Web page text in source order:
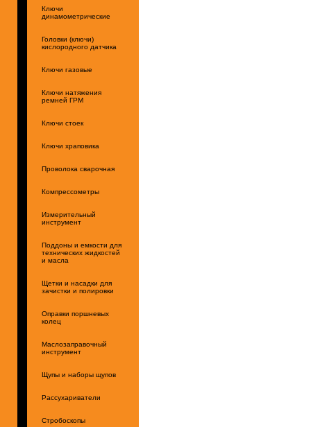
Ключи
динамометрические
Головки (ключи)
кислородного датчика
Ключи газовые
Ключи натяжения
ремней ГРМ
Ключи стоек
Ключи храповика
Проволока сварочная
Компрессометры
Измерительный
инструмент
Поддоны и емкости для
технических жидкостей
и масла
Щетки и насадки для
зачистки и полировки
Оправки поршневых
колец
Маслозаправочный
инструмент
Щупы и наборы щупов
Рассухариватели
Стробоскопы